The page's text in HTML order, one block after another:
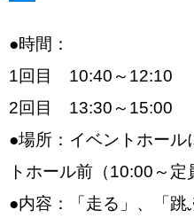
●時間：
1回目 10:40～12:10
2回目 13:30～15:00
●場所：イベントホー
トホール前（10:00～定
●内容：「走る」、「跳